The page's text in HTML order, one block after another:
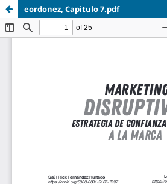
eordonez, Capitulo 7.pdf